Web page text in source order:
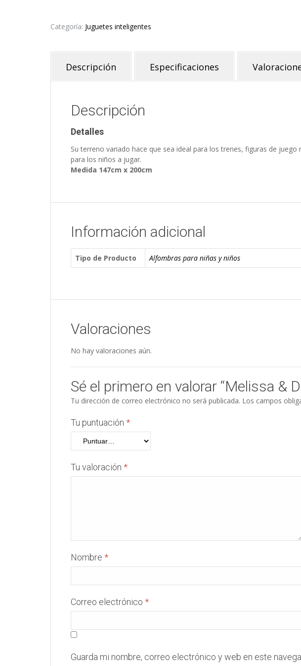
Categoría: Juguetes inteligentes
Descripción Especificaciones
Descripción
Detalles
Su terreno variado hace que sea ideal para los trenes, figuras de
para los niños a jugar.
Medida 147cm x 200cm
Información adicional
Tipo de Producto Alfombras para niñas y niños
Valoraciones
No hay valoraciones aún.
Sé el primero en valorar “Melissa &
Tu dirección de correo electrónico no será publicada. Los campos
Tu puntuación *
Tu valoración *
Nombre *
Correo electrónico *
Guarda mi nombre, correo electrónico y web en este